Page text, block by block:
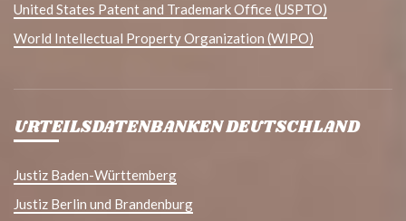
United States Patent and Trademark Office (USPTO)
World Intellectual Property Organization (WIPO)
URTEILSDATENBANKEN DEUTSCHLAND
Justiz Baden-Württemberg
Justiz Berlin und Brandenburg